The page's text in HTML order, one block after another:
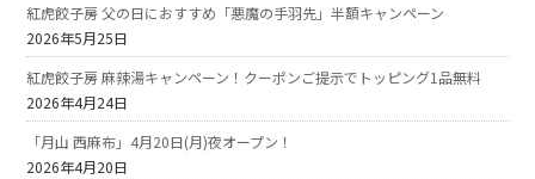
紅虎餃子房 父の日におすすめ「悪魔の手羽先」半額キャンペーン
2026年5月25日
紅虎餃子房 麻辣湯キャンペーン！クーポンご提示でトッピング1品無料
2026年4月24日
「月山 西麻布」4月20日(月)夜オープン！
2026年4月20日